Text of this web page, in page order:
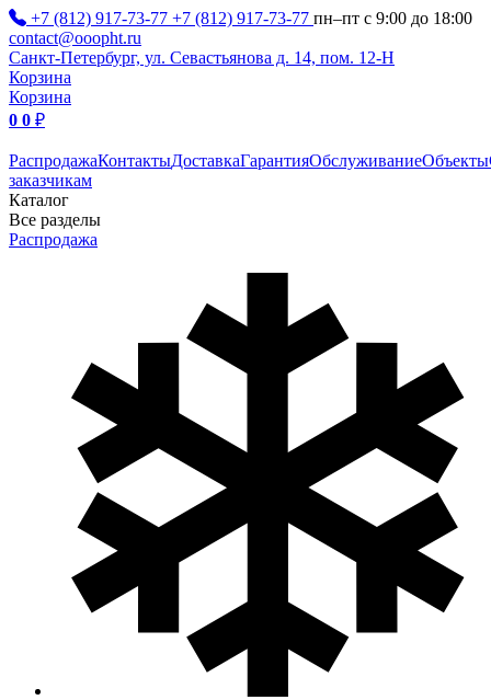
+7 (812) 917-73-77 +7 (812) 917-73-77 пн–пт с 9:00 до 18:00
contact@ooopht.ru
Санкт-Петербург, ул. Севастьянова д. 14, пом. 12-Н
Корзина
Корзина
0 0 ₽
РаспродажаКонтактыДоставкаГарантияОбслуживаниеОбъекты
заказчикам
Каталог
Все разделы
Распродажа